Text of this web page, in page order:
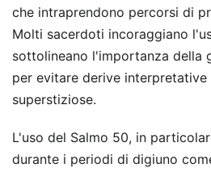
che intraprendono percorsi di
Molti sacerdoti incoraggiano
sottolineano l'importanza della
per evitare derive interpretative
superstiziose.
L'uso del Salmo 50, in
durante i periodi di digiuno